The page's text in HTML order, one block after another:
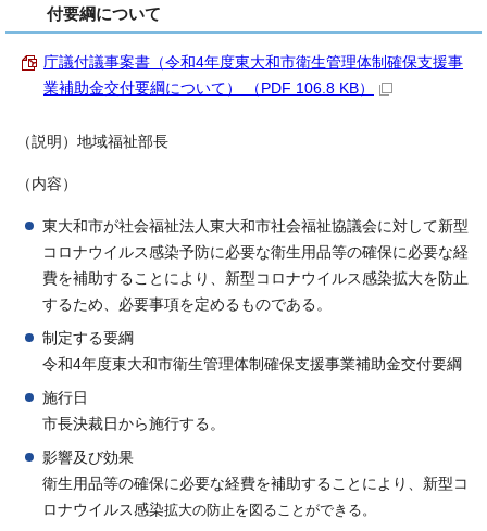
付要綱について
庁議付議事案書（令和4年度東大和市衛生管理体制確保支援事
業補助金交付要綱について） （PDF 106.8 KB）
（説明）地域福祉部長
（内容）
東大和市が社会福祉法人東大和市社会福祉協議会に対して新型
コロナウイルス感染予防に必要な衛生用品等の確保に必要な経
費を補助することにより、新型コロナウイルス感染拡大を防止
するため、必要事項を定めるものである。
制定する要綱
令和4年度東大和市衛生管理体制確保支援事業補助金交付要綱
施行日
市長決裁日から施行する。
影響及び効果
衛生用品等の確保に必要な経費を補助することにより、新型コ
ロナウイルス感染拡大の防止を図ることができる。